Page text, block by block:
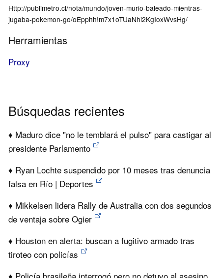
Http://publimetro.cl/nota/mundo/joven-murio-baleado-mientras-
jugaba-pokemon-go/oEpphh!m7x1oTUaNhi2KgIoxWvsHg/
Herramientas
Proxy
Búsquedas recientes
♦ Maduro dice "no le temblará el pulso" para castigar al
presidente Parlamento
♦ Ryan Lochte suspendido por 10 meses tras denuncia
falsa en Río | Deportes
♦ Mikkelsen lidera Rally de Australia con dos segundos
de ventaja sobre Ogier
♦ Houston en alerta: buscan a fugitivo armado tras
tiroteo con policías